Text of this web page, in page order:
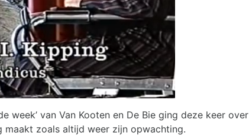
week’ van Van Kooten en De Bie ging deze keer over
maakt zoals altijd weer zijn opwachting.